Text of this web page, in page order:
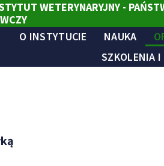
WETERYNARYJNY -
O INSTYTUCIE
NAUKA
SZKOLENIA I